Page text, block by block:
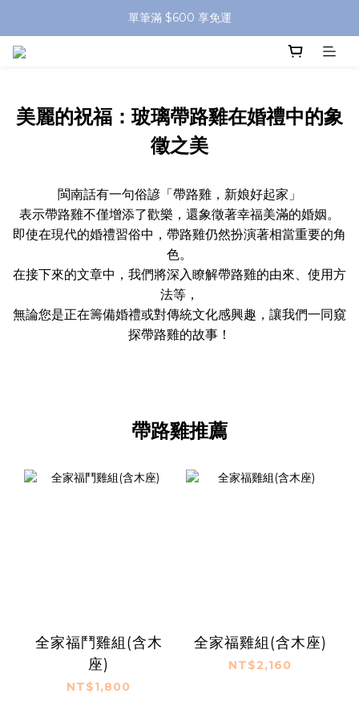
單筆滿 $600 享免運
美麗的祝福：玻璃帶路雞在婚禮中的象
徵之美
閩南話有一句俗諺「帶路雞，新娘好起家」
表示帶路雞不僅增添了歡樂，還象徵著幸福美滿的婚姻。
即使在現代的婚禮習俗中，帶路雞仍然扮演著相當重要的角
色。
在接下來的文章中，我們將深入瞭解帶路雞的由來、使用方
法等，
無論您是正在籌備婚禮或對傳統文化感興趣，讓我們一同窺
探帶路雞的故事！
帶路雞推薦
全家福鬥雞組(含木
座)
NT$1,800
全家福雞組(含木座)
NT$2,160